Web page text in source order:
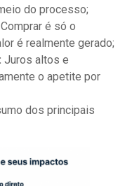
do processo;
Comprar é só o
é realmente gerado;
Juros altos e
o apetite por
dos principais